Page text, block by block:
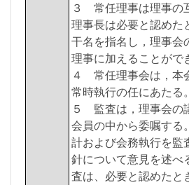
３ 常任理事は理事の
理事長は必要と認めた
干名を指名し，理事会
理事に加えることがで
４ 常任理事会は，本
常時執行の任にあたる。
５ 監査は，理事会の
会員の中から委嘱する
計および会務執行を監
針について意見を述べ
査は、必要と認めたと